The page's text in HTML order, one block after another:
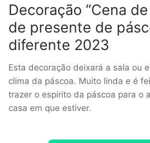
Decoração “Cena
de presente de
diferente 2023
Esta decoração deixará a sala ou
clima da páscoa. Muito linda e é
trazer o espírito da páscoa para o
casa em que estiver.